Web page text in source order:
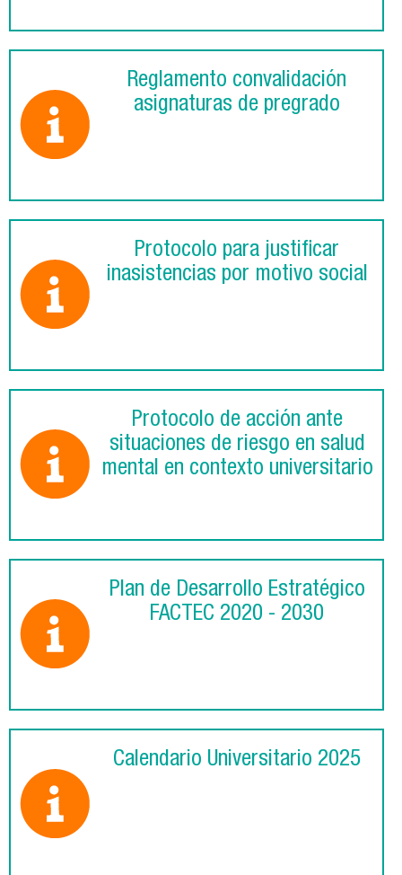
Reglamento convalidación
asignaturas de pregrado
Protocolo para justificar
inasistencias por motivo social
Protocolo de acción ante
situaciones de riesgo en salud
mental en contexto universitario
Plan de Desarrollo Estratégico
FACTEC 2020 - 2030
Calendario Universitario 2025